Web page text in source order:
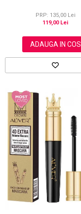
PRP: 135,00 Lei
119,00 Lei
ADAUGA IN COS